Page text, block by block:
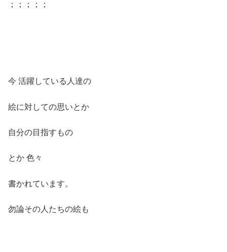
；；；；；
今 活躍している人達の
絵に対しての思いとか
自分の目指すもの
とか 色々
書かれています。
勿論その人たちの絵も